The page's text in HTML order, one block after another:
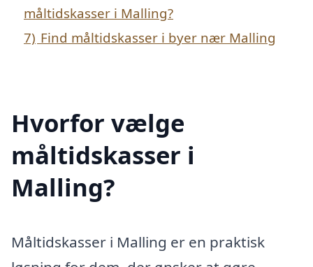
måltidskasser i Malling?
7) Find måltidskasser i byer nær Malling
Hvorfor vælge
måltidskasser i
Malling?
Måltidskasser i Malling er en praktisk